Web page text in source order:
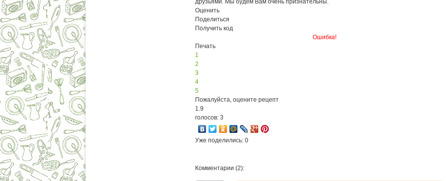
друзьями. Мы будем Вам очень признательны.
Оценить
Поделиться
Получить код
Ошибка!
Печать
1
2
3
4
5
Пожалуйста, оцените рецепт
1.9
голосов: 3
Уже поделились: 0
Комментарии (2):